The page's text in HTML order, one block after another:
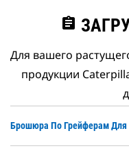
assignment
Для вашего
продукции
Брошюра По Грейферам Для